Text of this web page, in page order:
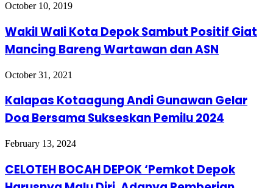
October 10, 2019
Wakil Wali Kota Depok Sambut Positif Giat
Mancing Bareng Wartawan dan ASN
October 31, 2021
Kalapas Kotaagung Andi Gunawan Gelar
Doa Bersama Sukseskan Pemilu 2024
February 13, 2024
CELOTEH BOCAH DEPOK ‘Pemkot Depok